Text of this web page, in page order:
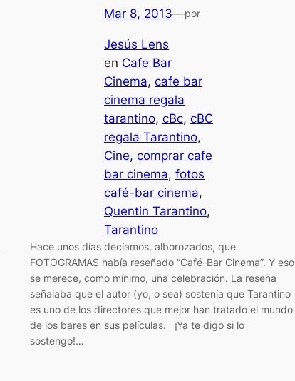
Mar 8, 2013—por
Jesús Lens
en Cafe Bar
Cinema, cafe bar
cinema regala
tarantino, cBc, cBC
regala Tarantino
Cine, comprar cafe
bar cinema, fotos
café-bar cinema
Quentin Tarantino
Tarantino
Hace unos días decíamos, alborozados, que
FOTOGRAMAS había reseñado “Café-Bar Cinema”. Y eso
se merece, como mínimo, una celebración. La reseña
señalaba que el autor (yo, o sea) sostenía que Tarantino
es uno de los directores que mejor han tratado el mundo
de los bares en sus películas. ¡Ya te digo si lo
sostengo!…